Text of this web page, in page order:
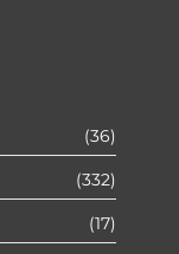
(36)
(332)
(17)